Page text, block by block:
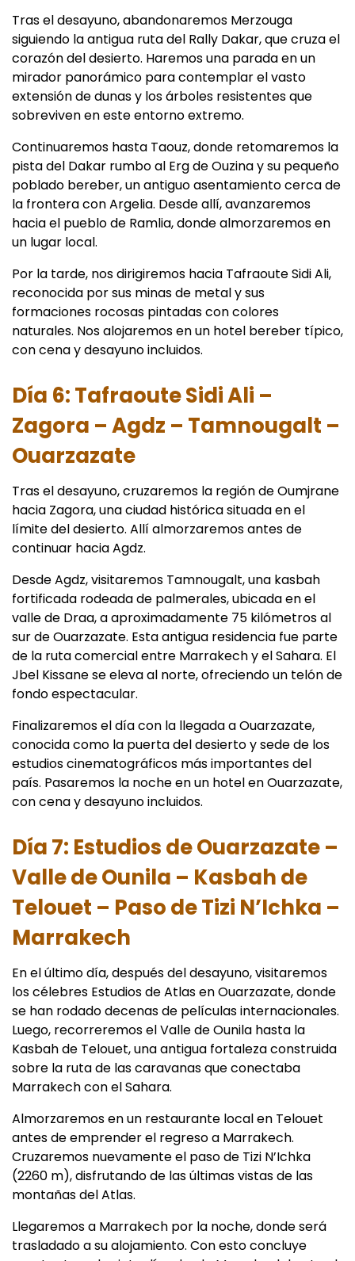
Tras el desayuno, abandonaremos Merzouga
siguiendo la antigua ruta del Rally Dakar, que cruza el
corazón del desierto. Haremos una parada en un
mirador panorámico para contemplar el vasto
extensión de dunas y los árboles resistentes que
sobreviven en este entorno extremo.
Continuaremos hasta Taouz, donde retomaremos la
pista del Dakar rumbo al Erg de Ouzina y su pequeño
poblado bereber, un antiguo asentamiento cerca de
la frontera con Argelia. Desde allí, avanzaremos
hacia el pueblo de Ramlia, donde almorzaremos en
un lugar local.
Por la tarde, nos dirigiremos hacia Tafraoute Sidi Ali,
reconocida por sus minas de metal y sus
formaciones rocosas pintadas con colores
naturales. Nos alojaremos en un hotel bereber típico,
con cena y desayuno incluidos.
Día 6: Tafraoute Sidi Ali –
Zagora – Agdz – Tamnougalt –
Ouarzazate
Tras el desayuno, cruzaremos la región de Oumjrane
hacia Zagora, una ciudad histórica situada en el
límite del desierto. Allí almorzaremos antes de
continuar hacia Agdz.
Desde Agdz, visitaremos Tamnougalt, una kasbah
fortificada rodeada de palmerales, ubicada en el
valle de Draa, a aproximadamente 75 kilómetros al
sur de Ouarzazate. Esta antigua residencia fue parte
de la ruta comercial entre Marrakech y el Sahara. El
Jbel Kissane se eleva al norte, ofreciendo un telón de
fondo espectacular.
Finalizaremos el día con la llegada a Ouarzazate,
conocida como la puerta del desierto y sede de los
estudios cinematográficos más importantes del
país. Pasaremos la noche en un hotel en Ouarzazate,
con cena y desayuno incluidos.
Día 7: Estudios de Ouarzazate –
Valle de Ounila – Kasbah de
Telouet – Paso de Tizi N’Ichka –
Marrakech
En el último día, después del desayuno, visitaremos
los célebres Estudios de Atlas en Ouarzazate, donde
se han rodado decenas de películas internacionales.
Luego, recorreremos el Valle de Ounila hasta la
Kasbah de Telouet, una antigua fortaleza construida
sobre la ruta de las caravanas que conectaba
Marrakech con el Sahara.
Almorzaremos en un restaurante local en Telouet
antes de emprender el regreso a Marrakech.
Cruzaremos nuevamente el paso de Tizi N’Ichka
(2260 m), disfrutando de las últimas vistas de las
montañas del Atlas.
Llegaremos a Marrakech por la noche, donde será
trasladado a su alojamiento. Con esto concluye